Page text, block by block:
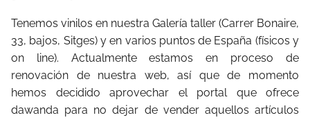
Tenemos vinilos en nuestra Galería taller (Carrer Bonaire,
33, bajos, Sitges) y en varios puntos de España (físicos y
on line). Actualmente estamos en proceso de
renovación de nuestra web, así que de momento
hemos decidido aprovechar el portal que ofrece
dawanda para no dejar de vender aquellos artículos